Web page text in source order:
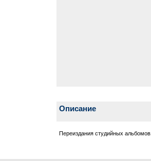
Описание
Переиздания студийных альбомов.